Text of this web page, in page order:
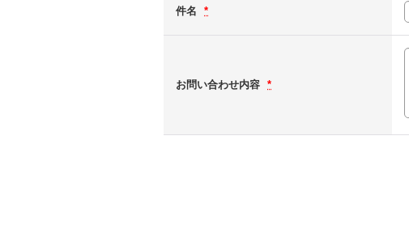
件名 *
お問い合わせ内容 *